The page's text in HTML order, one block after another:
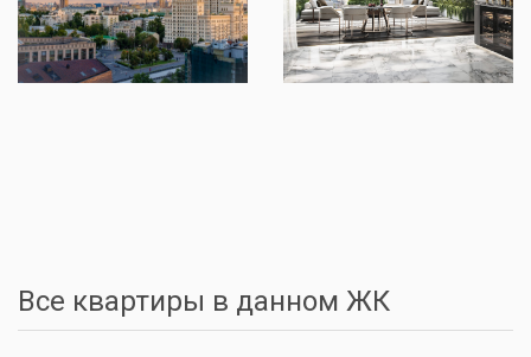
Все квартиры в данном ЖК